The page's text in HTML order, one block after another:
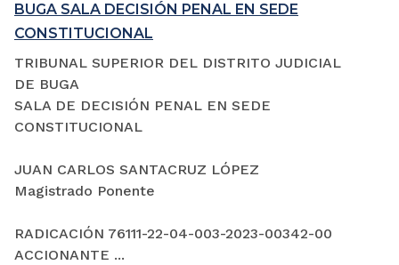
BUGA SALA DECISIÓN PENAL EN SEDE
CONSTITUCIONAL
TRIBUNAL SUPERIOR DEL DISTRITO JUDICIAL
DE BUGA
SALA DE DECISIÓN PENAL EN SEDE
CONSTITUCIONAL
JUAN CARLOS SANTACRUZ LÓPEZ
Magistrado Ponente
RADICACIÓN 76111-22-04-003-2023-00342-00
ACCIONANTE ...